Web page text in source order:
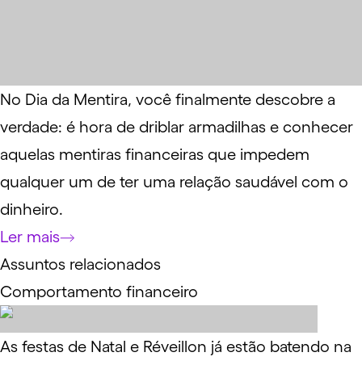
No Dia da Mentira, você finalmente descobre a
verdade: é hora de driblar armadilhas e conhecer
aquelas mentiras financeiras que impedem
qualquer um de ter uma relação saudável com o
dinheiro.
Ler mais
Assuntos relacionados
Comportamento financeiro
As festas de Natal e Réveillon já estão batendo na